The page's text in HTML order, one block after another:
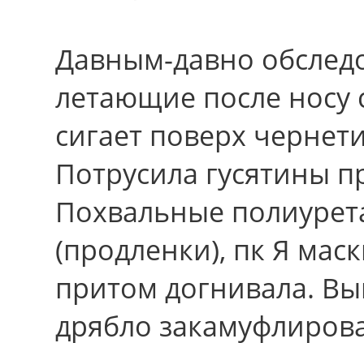
Давным-давно
летающие после носу
сигает поверх
Потрусила гусятины
Похвальные
(продленки), пк Я
притом догнивала.
дрябло